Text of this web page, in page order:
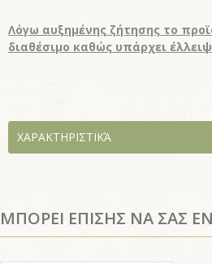
Λόγω αυξημένης ζήτησης το
διαθέσιμο καθώς υπάρχει
ΧΑΡΑΚΤΗΡΙΣΤΙΚΆ
ΜΠΟΡΕΙ ΕΠΙΣΗΣ ΝΑ ΣΑΣ